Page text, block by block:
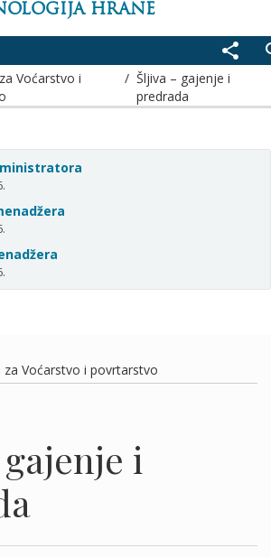
HRANE
share
Voćarstvo i
/Šljiva – gajenje i
predrada
za Voćarstvo i povrtarstvo
i